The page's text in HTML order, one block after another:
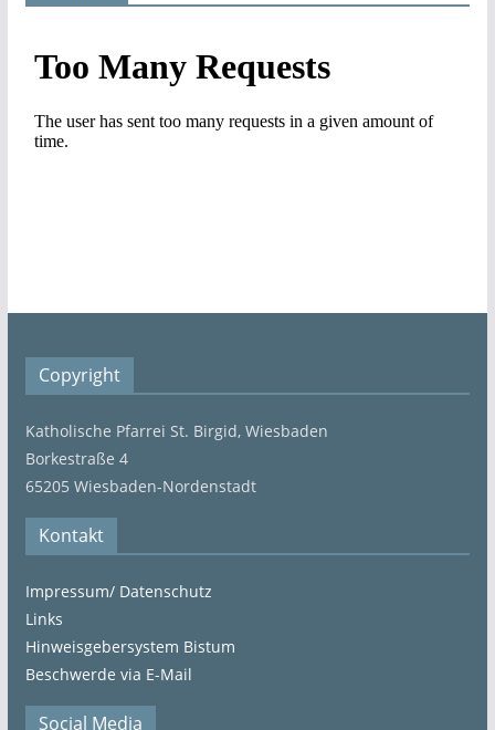
Copyright
Katholische Pfarrei St. Birgid, Wiesbaden
Borkestraße 4
65205 Wiesbaden-Nordenstadt
Kontakt
Impressum/ Datenschutz
Links
Hinweisgebersystem Bistum
Beschwerde via E-Mail
Social Media